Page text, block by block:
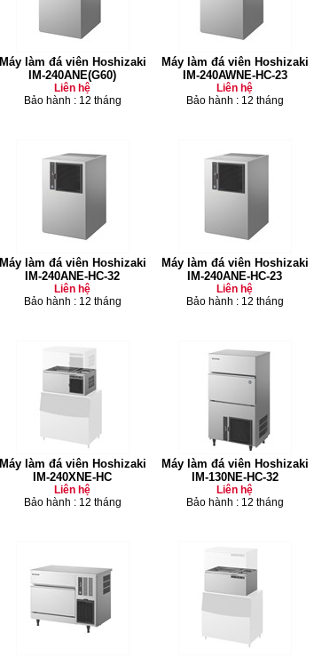
Máy làm đá viên Hoshizaki
IM-240ANE(G60)
Liên hệ
Bảo hành : 12 tháng
Máy làm đá viên Hoshizaki
IM-240AWNE-HC-23
Liên hệ
Bảo hành : 12 tháng
Máy làm đá viên Hoshizaki
IM-240ANE-HC-32
Liên hệ
Bảo hành : 12 tháng
Máy làm đá viên Hoshizaki
IM-240ANE-HC-23
Liên hệ
Bảo hành : 12 tháng
Máy làm đá viên Hoshizaki
IM-240XNE-HC
Liên hệ
Bảo hành : 12 tháng
Máy làm đá viên Hoshizaki
IM-130NE-HC-32
Liên hệ
Bảo hành : 12 tháng